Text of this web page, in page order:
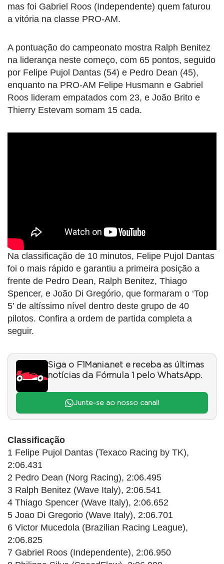
mas foi Gabriel Roos (Independente) quem faturou
a vitória na classe PRO-AM.
A pontuação do campeonato mostra Ralph Benitez
na liderança neste começo, com 65 pontos, seguido
por Felipe Pujol Dantas (54) e Pedro Dean (45),
enquanto na PRO-AM Felipe Husmann e Gabriel
Roos lideram empatados com 23, e João Brito e
Thierry Estevam somam 15 cada.
Na classificação de 10 minutos, Felipe Pujol Dantas
foi o mais rápido e garantiu a primeira posição a
frente de Pedro Dean, Ralph Benitez, Thiago
Spencer, e João Di Gregório, que formaram o ‘Top
5’ de altíssimo nível dentro deste grupo de 40
pilotos. Confira a ordem de partida completa a
seguir.
Siga o F1Mania.net e receba as últimas
notícias da Fórmula 1 pelo WhatsApp.
Junte-se ao nosso canal!
Classificação
1 Felipe Pujol Dantas (Texaco Racing by TK),
2:06.431
2 Pedro Dean (Norg Racing), 2:06.495
3 Ralph Benitez (Wave Italy), 2:06.541
4 Thiago Spencer (Wave Italy), 2:06.652
5 Joao Di Gregorio (Wave Italy), 2:06.701
6 Victor Mucedola (Brazilian Racing League),
2:06.825
7 Gabriel Roos (Independente), 2:06.950